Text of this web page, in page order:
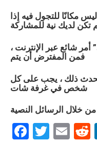
مكانًا للتجول فيه إذا
” أمر شائع عبر الإنترنت ،
فمن المفترض أن يتم
ذلك ، يجب على كل
شخص في غرفة شات
F
T
E